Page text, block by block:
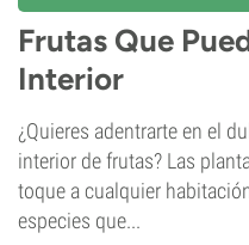
Frutas Que
Interior
¿Quieres adentrarte en el
interior de frutas? Las
toque a cualquier
especies que...